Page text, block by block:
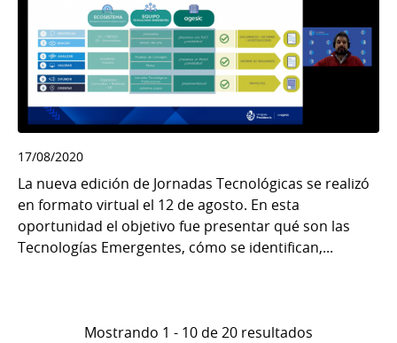
17/08/2020
La nueva edición de Jornadas Tecnológicas se realizó
en formato virtual el 12 de agosto. En esta
oportunidad el objetivo fue presentar qué son las
Tecnologías Emergentes, cómo se identifican,...
Mostrando 1 - 10 de 20 resultados